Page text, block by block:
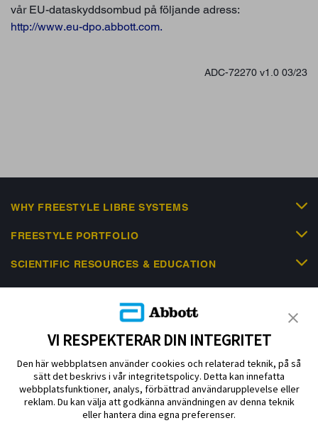
vår EU-dataskyddsombud på följande adress:
http://www.eu-dpo.abbott.com.
ADC-72270 v1.0 03/23
WHY FREESTYLE LIBRE SYSTEMS
FREESTYLE PORTFOLIO
SCIENTIFIC RESOURCES & EDUCATION
VI RESPEKTERAR DIN INTEGRITET
Den här webbplatsen använder cookies och relaterad teknik, på så
sätt det beskrivs i vår integritetspolicy. Detta kan innefatta
webbplatsfunktioner, analys, förbättrad användarupplevelse eller
reklam. Du kan välja att godkänna användningen av denna teknik
eller hantera dina egna preferenser.